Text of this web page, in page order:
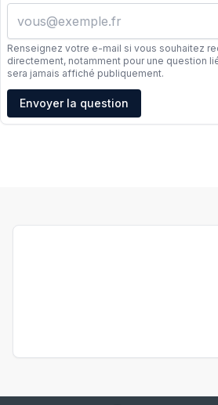
Renseignez votre e-mail si vous souhaitez
directement, notamment pour une question
sera jamais affiché publiquement.
Adresse e-mail
Envoyer la question